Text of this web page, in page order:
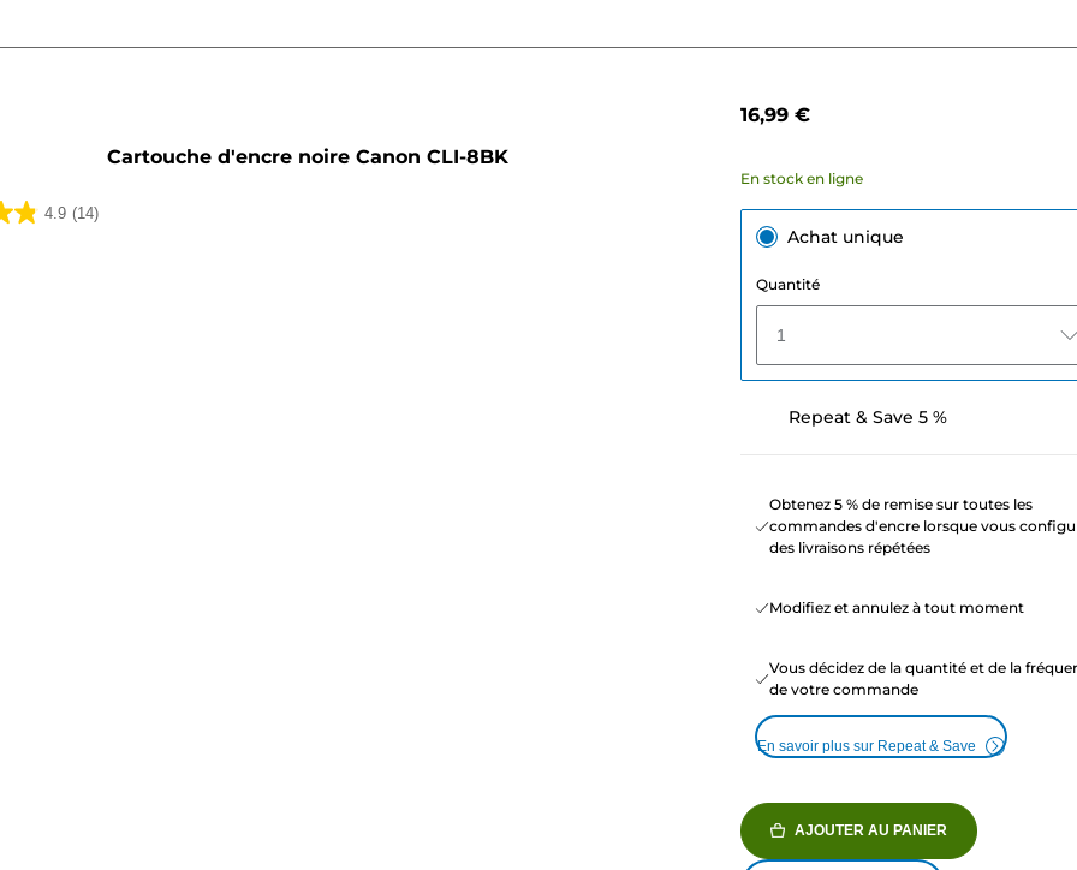
Cartouche d'encre noire Canon CLI-8BK
4.9 (14)
16,99 €
En stock en ligne
Achat unique
Quantité
1
Repeat & Save 5 %
Obtenez 5 % de remise sur toutes les
commandes d'encre lorsque vous
des livraisons répétées
Modifiez et annulez à tout moment
Vous décidez de la quantité et de la
de votre commande
En savoir plus sur Repeat & Save
AJOUTER AU PANIER